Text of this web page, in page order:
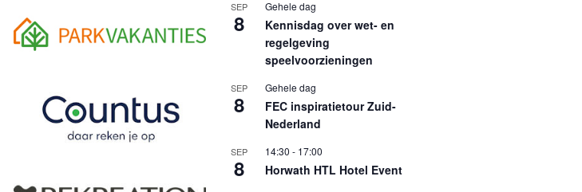
SEP
8
Gehele dag
Kennisdag over wet- en
regelgeving
speelvoorzieningen
SEP
8
Gehele dag
FEC inspiratietour Zuid-
Nederland
SEP
8
14:30 - 17:00
Horwath HTL Hotel Event